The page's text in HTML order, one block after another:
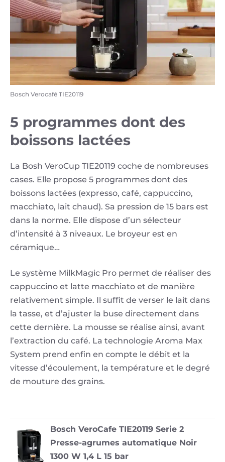
Bosch Verocafé TIE20119
5 programmes dont des
boissons lactées
La Bosh VeroCup TIE20119 coche de nombreuses
cases. Elle propose 5 programmes dont des
boissons lactées (expresso, café, cappuccino,
macchiato, lait chaud). Sa pression de 15 bars est
dans la norme. Elle dispose d’un sélecteur
d’intensité à 3 niveaux. Le broyeur est en
céramique…
Le système MilkMagic Pro permet de réaliser des
cappuccino et latte macchiato et de manière
relativement simple. Il suffit de verser le lait dans
la tasse, et d’ajuster la buse directement dans
cette dernière. La mousse se réalise ainsi, avant
l’extraction du café. La technologie Aroma Max
System prend enfin en compte le débit et la
vitesse d’écoulement, la température et le degré
de mouture des grains.
Bosch VeroCafe TIE20119 Serie 2
Presse-agrumes automatique Noir
1300 W 1,4 L 15 bar